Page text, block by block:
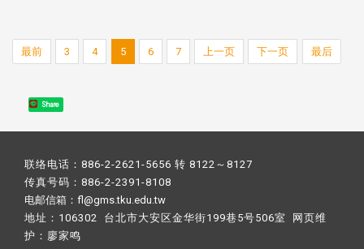
最前 3 4 5 6 7 上一页 下一页 最后
Share
联络电话：886-2-2621-5656 转 8122～8127
传真号码：886-2-2391-8108
电邮信箱：fl@gms.tku.edu.tw
地址：106302 台北市大安区金华街199巷5号506室 网页维
护： 廖家鸣​